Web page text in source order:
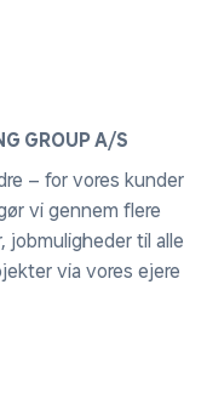
GROUP A/S
– for vores kunder
vi gennem flere
jobmuligheder til alle
via vores ejere